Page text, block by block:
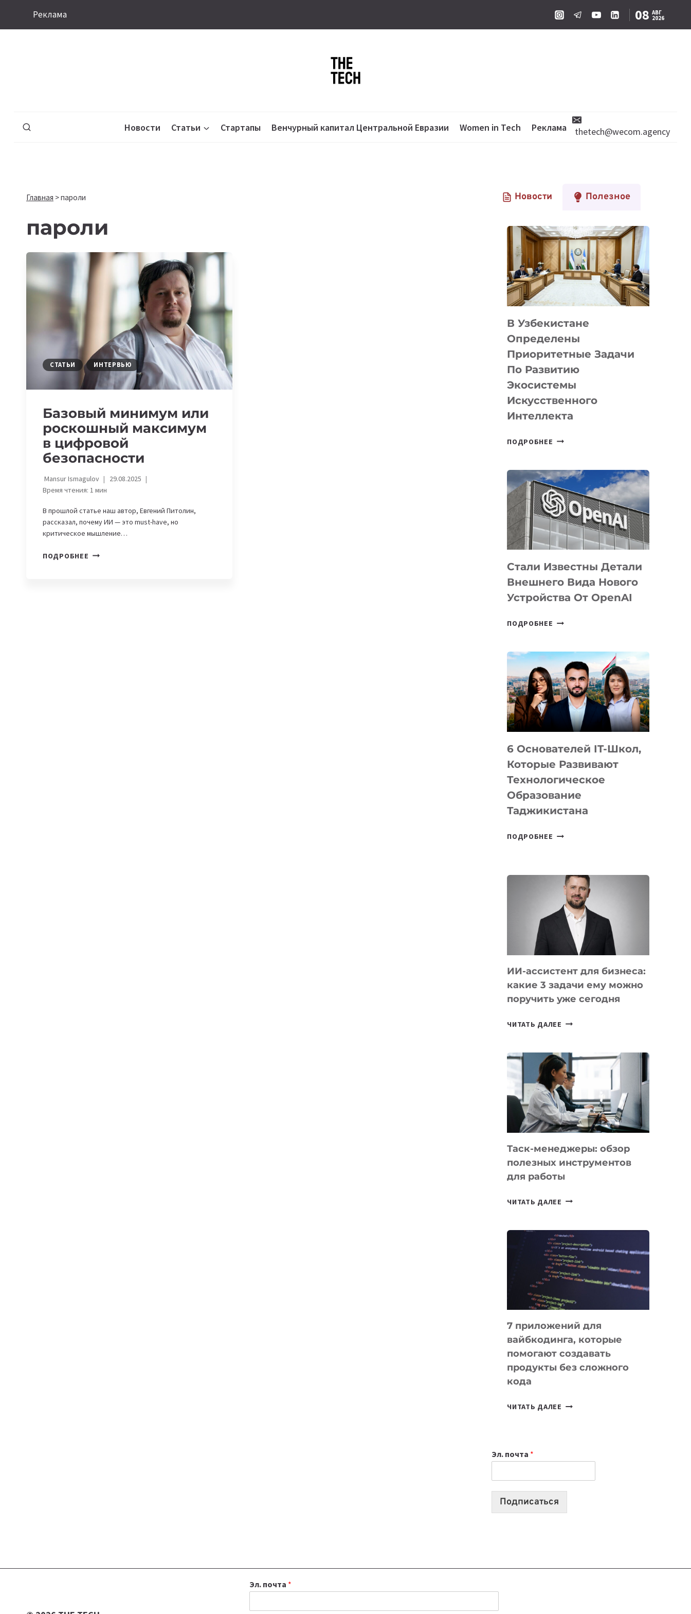
Реклама 08 АВГ
2026
Новости Статьи Стартапы Венчурный капитал Центральной Евразии Women in Tech Реклама thetech@wecom.agency
Главная >пароли
пароли
СТАТЬИ ИНТЕРВЬЮ
Базовый минимум или
роскошный максимум
в цифровой
безопасности
Mansur Ismagulov
29.08.2025
Время чтения: 1 мин
В прошлой статье наш автор, Евгений Питолин,
рассказал, почему ИИ — это must-have, но
критическое мышление…
ПОДРОБНЕЕ БАЗОВЫЙ
Новости Полезное
В Узбекистане
Определены
Приоритетные Задачи
По Развитию
Экосистемы
Искусственного
Интеллекта
ПОДРОБНЕЕ В
ПРИОРИТЕТНЫЕ
ЗАДАЧИ
ПО
РАЗВИТИЮ
ЭКОСИСТЕМЫ
ИСКУССТВЕННОГО
Стали Известны Детали
Внешнего Вида Нового
Устройства От OpenAI
ПОДРОБНЕЕ СТАЛИ
ВНЕШНЕГО
ВИДА
НОВОГО
УСТРОЙСТВА
OPENAI
6 Основателей IT-Школ,
Которые Развивают
Технологическое
Образование
Таджикистана
ПОДРОБНЕЕ
КОТОРЫЕ
РАЗВИВАЮТ
ТЕХНОЛОГИЧЕСКОЕ
ОБРАЗОВАНИЕ
ТАДЖИКИСТАНА
ИИ-ассистент для бизнеса:
какие 3 задачи ему можно
поручить уже сегодня
ЧИТАТЬ ДАЛЕЕ ИИ-
БИЗНЕСА:
КАКИЕ
3
ЗАДАЧИ
ЕМУ
МОЖНО
УЖЕ
СЕГОДНЯ
Таск-менеджеры: обзор
полезных инструментов
для работы
ЧИТАТЬ ДАЛЕЕ ТАСК-
ПОЛЕЗНЫХ
ИНСТРУМЕНТОВ
ДЛЯ
РАБОТЫ
7 приложений для
вайбкодинга, которые
помогают создавать
продукты без сложного
кода
ЧИТАТЬ ДАЛЕЕ
СОЗДАВАТЬ
ПРОДУКТЫ
Эл. почта *
Подписаться
Эл. почта *